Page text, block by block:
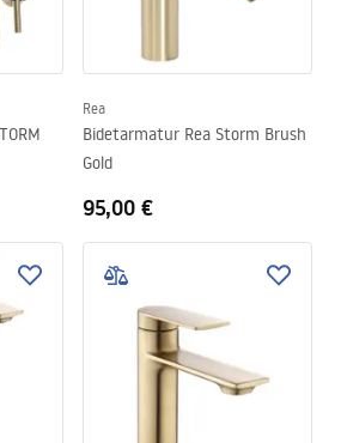
Rea
Bidetarmatur Rea Storm Brush
Gold
95,00 €